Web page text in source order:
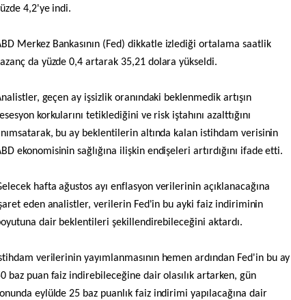
4,2'ye indi.
Merkez Bankasının (Fed) dikkatle izlediği ortalama saatlik
da yüzde 0,4 artarak 35,21 dolara yükseldi.
geçen ay işsizlik oranındaki beklenmedik artışın
korkularını tetiklediğini ve risk iştahını azalttığını
bu ay beklentilerin altında kalan istihdam verisinin
ekonomisinin sağlığına ilişkin endişeleri artırdığını ifade etti.
hafta ağustos ayı enflasyon verilerinin açıklanacağına
eden analistler, verilerin Fed'in bu ayki faiz indiriminin
dair beklentileri şekillendirebileceğini aktardı.
verilerinin yayımlanmasının hemen ardından Fed'in bu ay
baz puan faiz indirebileceğine dair olasılık artarken, gün
eylülde 25 baz puanlık faiz indirimi yapılacağına dair